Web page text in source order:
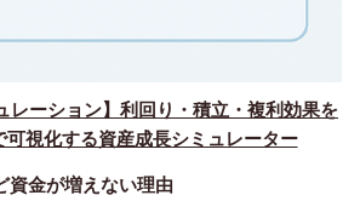
レーション】利回り・積立・複利効果を
可視化する資産成長シミュレーター
資金が増えない理由